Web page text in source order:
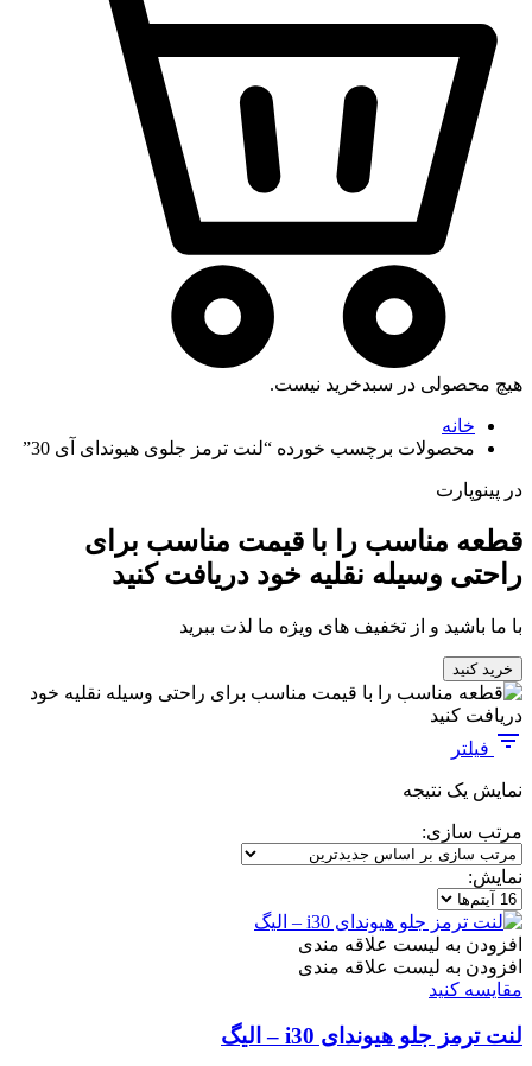
هیچ محصولی در سبدخرید نیست.
خانه
محصولات برچسب خورده “لنت ترمز جلوی هیوندای آی 30”
در پینوپارت
قطعه مناسب را با قیمت مناسب برای
راحتی وسیله نقلیه خود دریافت کنید
با ما باشید و از تخفیف های ویژه ما لذت ببرید
خرید کنید
فیلتر
نمایش یک نتیجه
مرتب سازی:
نمایش:
افزودن به لیست علاقه مندی
افزودن به لیست علاقه مندی
مقایسه کنید
لنت ترمز جلو هیوندای i30 – الیگ